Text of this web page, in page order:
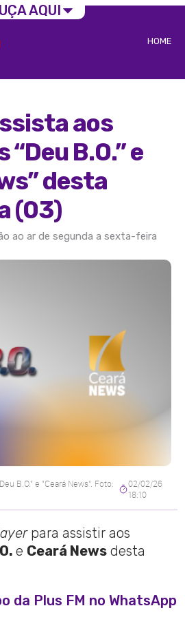
HOME
aos
B.O.” e
desta
(03)
ao ar de segunda a sexta-feira
B.O." e "Ceará News". Foto:
02/02/26
18:10
para assistir aos
e Ceará News desta
da Plus FM no WhatsApp
AQUI